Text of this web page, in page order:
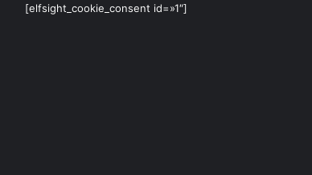
[elfsight_cookie_consent id=»1″]